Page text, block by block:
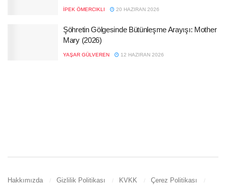
İPEK ÖMERCIKLI 20 HAZIRAN 2026
Şöhretin Gölgesinde Bütünleşme Arayışı: Mother
Mary (2026)
YAŞAR GÜLVEREN 12 HAZIRAN 2026
Hakkımızda Gizlilik Politikası KVKK Çerez Politikası